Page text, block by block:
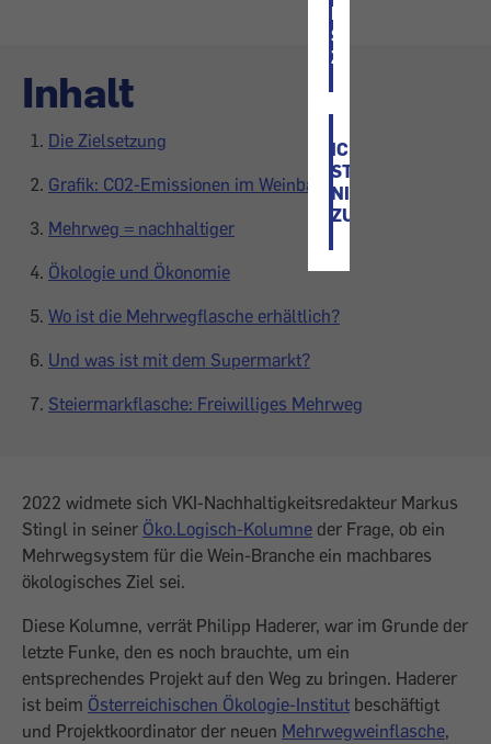
ICH
STIMME
ZU
ICH
STIMME
NICHT
ZU
Inhalt
Die Zielsetzung
Grafik: C02-Emissionen im Weinbau
Mehrweg = nachhaltiger
Ökologie und Ökonomie
Wo ist die Mehrwegflasche erhältlich?
Und was ist mit dem Supermarkt?
Steiermarkflasche: Freiwilliges Mehrweg
2022 widmete sich VKI-Nachhaltigkeitsredakteur Markus
Stingl in seiner Öko.Logisch-Kolumne der Frage, ob ein
Mehr­wegsystem für die Wein-Branche ein machbares
ökologisches Ziel sei.
Diese Kolumne, verrät Philipp Haderer, war im Grunde der
letzte Funke, den es noch brauchte, um ein
entsprechendes Projekt auf den Weg zu bringen. Haderer
ist beim Österreichischen Ökologie-Institut be­schäftigt
und Projektkoordinator der neuen Mehrwegweinflasche,